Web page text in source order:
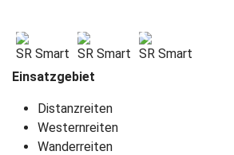
SR Smart SR Smart SR Smart
Einsatzgebiet
Distanzreiten
Westernreiten
Wanderreiten